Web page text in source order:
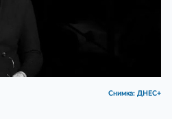
Снимка: ДНЕС+